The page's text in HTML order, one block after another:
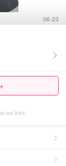
06-23
our links.